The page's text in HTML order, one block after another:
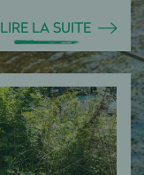
LIRE LA SUITE